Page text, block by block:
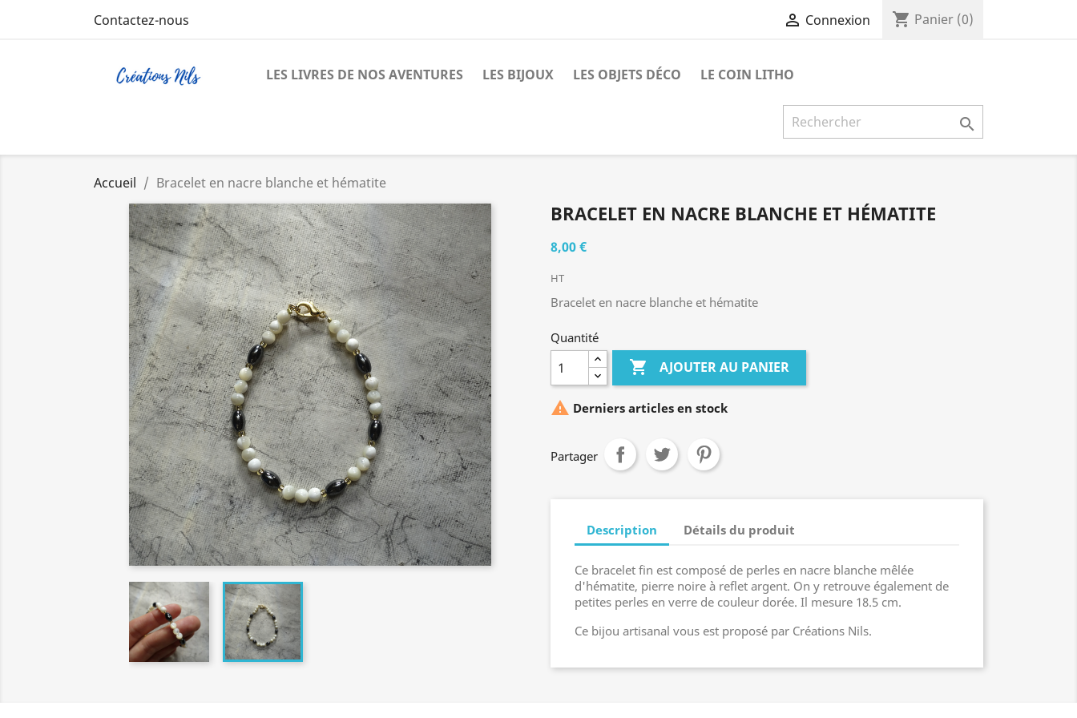
Contactez-nous  Connexion shopping_cart Panier (0)
LES LIVRES DE NOS AVENTURES LES BIJOUX LES OBJETS DÉCO LE COIN LITHO

Accueil Bracelet en nacre blanche et hématite
BRACELET EN NACRE BLANCHE ET HÉMATITE
8,00 €
HT
Bracelet en nacre blanche et hématite
Quantité
 AJOUTER AU PANIER
 Derniers articles en stock
Partager
Description Détails du produit
Ce bracelet fin est composé de perles en nacre blanche mêlée
d'hématite, pierre noire à reflet argent. On y retrouve également de
petites perles en verre de couleur dorée. Il mesure 18.5 cm.
Ce bijou artisanal vous est proposé par Créations Nils.